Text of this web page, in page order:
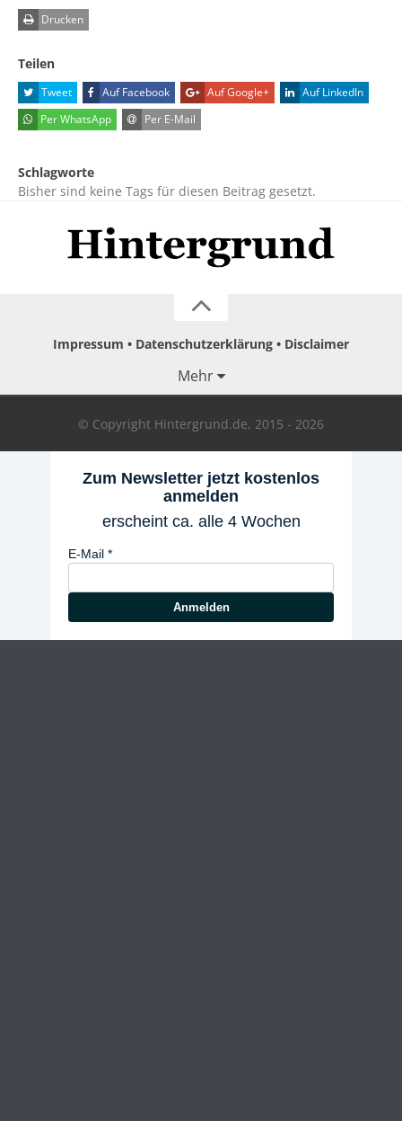
Drucken
Teilen
Tweet Auf Facebook Auf Google+
Auf LinkedIn
Per WhatsApp
Per E-Mail
Schlagworte
Bisher sind keine Tags für diesen Beitrag gesetzt.
Impressum Datenschutzerklärung Disclaimer
Mehr
© Copyright Hintergrund.de, 2015 - 2026
Zum Newsletter jetzt kostenlos
anmelden
erscheint ca. alle 4 Wochen
E-Mail
Anmelden